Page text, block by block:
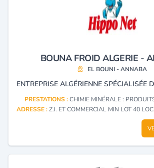
BOUNA FROID ALGERIE -
EL BOUNI - ANNABA
PRESTATIONS :CHIMIE MINÉRALE :
ADRESSE :Z.I. ET COMMERCIAL MIN LOT 40 LOCAL A